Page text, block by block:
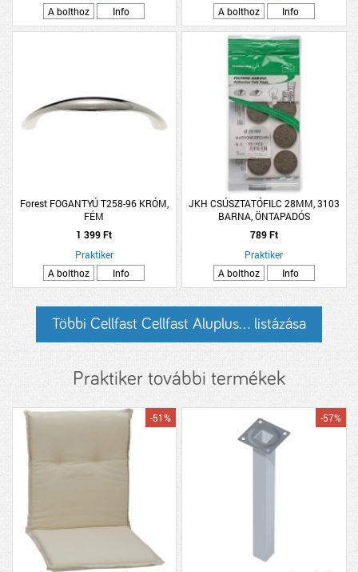
A bolthoz
Info
A bolthoz
Info
Forest FOGANTYÚ T258-96 KRÓM,
FÉM
1 399 Ft
Praktiker
A bolthoz
Info
JKH CSÚSZTATÓFILC 28MM, 3103
BARNA, ÖNTAPADÓS
789 Ft
Praktiker
A bolthoz
Info
Többi Cellfast Cellfast Aluplus... listázása
Praktiker további termékek
-51% -57%